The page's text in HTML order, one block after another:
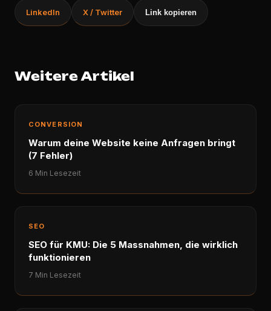
LinkedIn X / Twitter Link kopieren
Weitere Artikel
CONVERSION
Warum deine Website keine Anfragen bringt
(7 Fehler)
6 Min Lesezeit
SEO
SEO für KMU: Die 5 Massnahmen, die wirklich
funktionieren
7 Min Lesezeit